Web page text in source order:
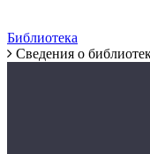
Библиотека
Сведения о